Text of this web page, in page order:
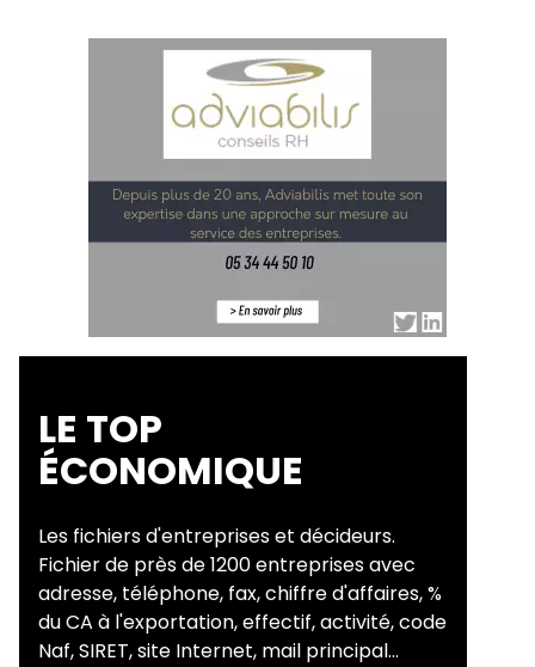
LE TOP
ÉCONOMIQUE
Les fichiers d'entreprises et décideurs.
Fichier de près de 1200 entreprises avec
adresse, téléphone, fax, chiffre d'affaires, %
du CA à l'exportation, effectif, activité, code
Naf, SIRET, site Internet, mail principal...